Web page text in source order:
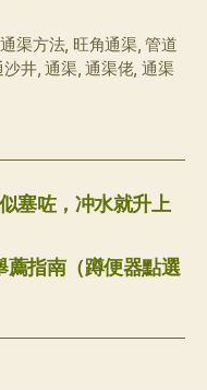
渠方法, 旺角通渠,管道
沙井,通渠,通渠佬, 通渠
塞咗，冲水就升上
指南（蹲便器點選